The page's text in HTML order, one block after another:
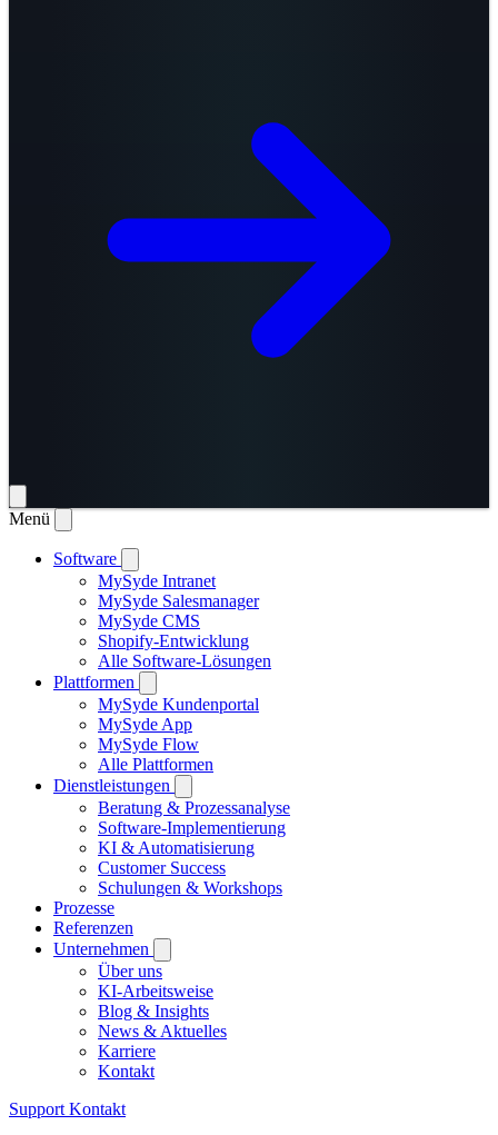
Menü
Software
MySyde Intranet
MySyde Salesmanager
MySyde CMS
Shopify-Entwicklung
Alle Software-Lösungen
Plattformen
MySyde Kundenportal
MySyde App
MySyde Flow
Alle Plattformen
Dienstleistungen
Beratung & Prozessanalyse
Software-Implementierung
KI & Automatisierung
Customer Success
Schulungen & Workshops
Prozesse
Referenzen
Unternehmen
Über uns
KI-Arbeitsweise
Blog & Insights
News & Aktuelles
Karriere
Kontakt
Support Kontakt